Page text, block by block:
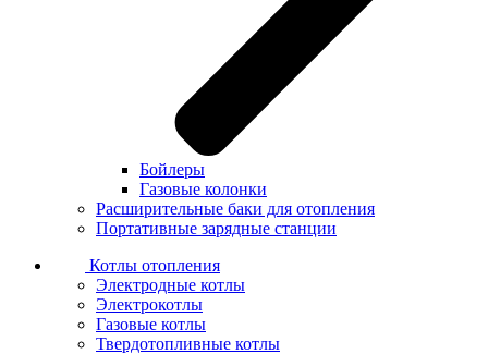
Бойлеры
Газовые колонки
Расширительные баки для отопления
Портативные зарядные станции
Котлы отопления
Электродные котлы
Электрокотлы
Газовые котлы
Твердотопливные котлы